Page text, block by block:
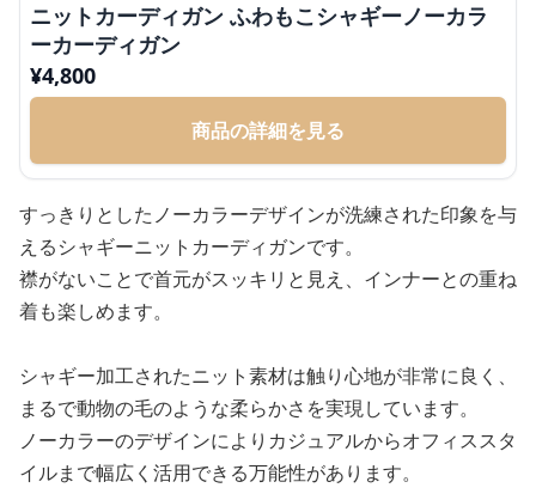
ニットカーディガン ふわもこシャギーノーカラ
ーカーディガン
¥4,800
商品の詳細を見る
すっきりとしたノーカラーデザインが洗練された印象を与
えるシャギーニットカーディガンです。
襟がないことで首元がスッキリと見え、インナーとの重ね
着も楽しめます。
シャギー加工されたニット素材は触り心地が非常に良く、
まるで動物の毛のような柔らかさを実現しています。
ノーカラーのデザインによりカジュアルからオフィススタ
イルまで幅広く活用できる万能性があります。